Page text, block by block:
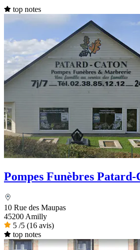
top notes
Pompes Funèbres Patard-
10 Rue des Maupas
45200 Amilly
5 /5 (16 avis)
top notes